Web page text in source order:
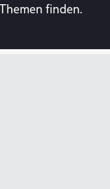
aktuell
finden.